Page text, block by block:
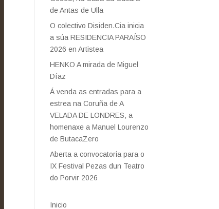
de Antas de Ulla
O colectivo Disiden.Cia inicia
a súa RESIDENCIA PARAÍSO
2026 en Artistea
HENKO A mirada de Miguel
Díaz
Á venda as entradas para a
estrea na Coruña de A
VELADA DE LONDRES, a
homenaxe a Manuel Lourenzo
de ButacaZero
Aberta a convocatoria para o
IX Festival Pezas dun Teatro
do Porvir 2026
Inicio